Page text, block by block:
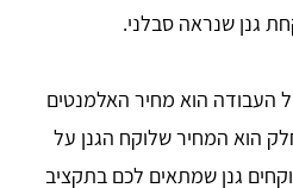
גנן שנראה סבלני.
העבודה הוא מחיר האלמנטים
הוא המחיר שלוקח הגנן על
גנן שמתאים לכם בתקציב